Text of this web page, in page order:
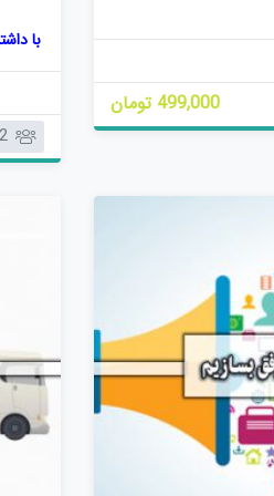
499,000 تومان
با